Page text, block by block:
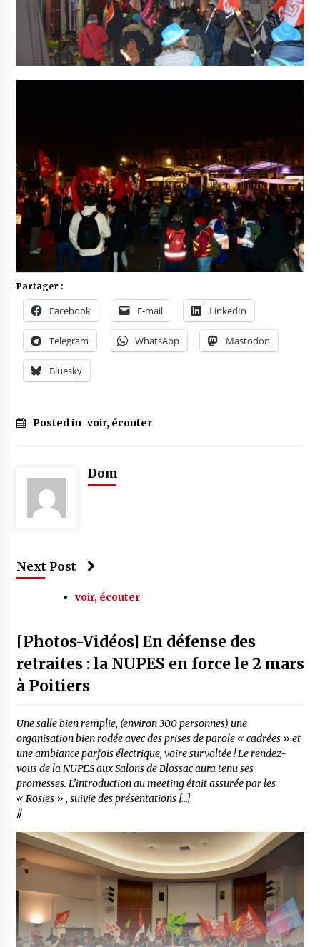
Partager :
Facebook E-mail LinkedIn
Telegram WhatsApp Mastodon
Bluesky
Posted in voir, écouter
Dom
Next Post
voir, écouter
[Photos-Vidéos] En défense des
retraites : la NUPES en force le 2 mars
à Poitiers
Une salle bien remplie, (environ 300 personnes) une
organisation bien rodée avec des prises de parole « cadrées » et
une ambiance parfois électrique, voire survoltée ! Le rendez-
vous de la NUPES aux Salons de Blossac aura tenu ses
promesses. L’introduction au meeting était assurée par les
« Rosies » , suivie des présentations […]
//